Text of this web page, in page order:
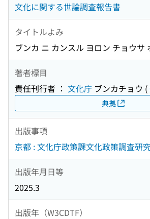
文化に関する世論調査報告書
タイトルよみ
ブンカ ニ カンスル ヨロン チョウサ
著者標目
責任刊行者 ： 文化庁 ブンカチョウ (
典拠
出版事項
京都 : 文化庁政策課文化政策調査研
出版年月日等
2025.3
出版年（W3CDTF）